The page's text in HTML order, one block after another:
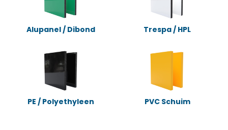
Alupanel / Dibond Trespa / HPL
PE / Polyethyleen PVC Schuim